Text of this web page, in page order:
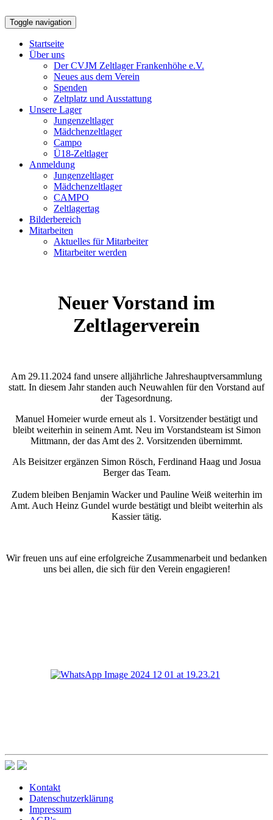
Toggle navigation
Startseite
Über uns
Der CVJM Zeltlager Frankenhöhe e.V.
Neues aus dem Verein
Spenden
Zeltplatz und Ausstattung
Unsere Lager
Jungenzeltlager
Mädchenzeltlager
Campo
Ü18-Zeltlager
Anmeldung
Jungenzeltlager
Mädchenzeltlager
CAMPO
Zeltlagertag
Bilderbereich
Mitarbeiten
Aktuelles für Mitarbeiter
Mitarbeiter werden
Neuer Vorstand im
Zeltlagerverein
Am 29.11.2024 fand unsere alljährliche Jahreshauptversammlung
statt. In diesem Jahr standen auch Neuwahlen für den Vorstand auf
der Tagesordnung.
Manuel Homeier wurde erneut als 1. Vorsitzender bestätigt und
bleibt weiterhin in seinem Amt. Neu im Vorstandsteam ist Simon
Mittmann, der das Amt des 2. Vorsitzenden übernimmt.
Als Beisitzer ergänzen Simon Rösch, Ferdinand Haag und Josua
Berger das Team.
Zudem bleiben Benjamin Wacker und Pauline Weiß weiterhin im
Amt. Auch Heinz Gundel wurde bestätigt und bleibt weiterhin als
Kassier tätig.
Wir freuen uns auf eine erfolgreiche Zusammenarbeit und bedanken
uns bei allen, die sich für den Verein engagieren!
Kontakt
Datenschutzerklärung
Impressum